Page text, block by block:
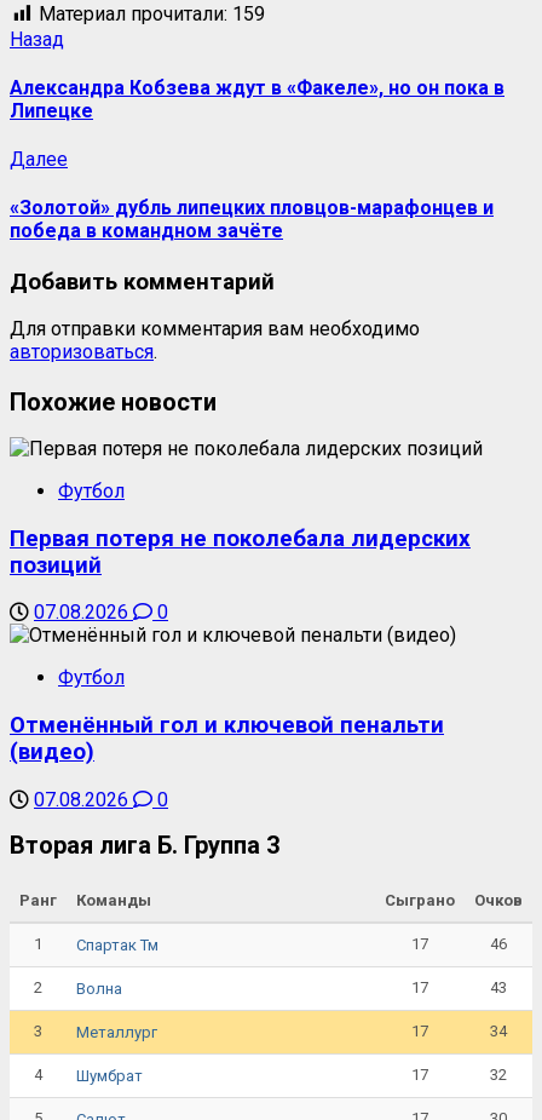
Материал прочитали: 159
Навигация
записи
Назад
Александра Кобзева ждут в «Факеле», но он пока в
Липецке
ДалееСледующая
«Золотой» дубль липецких пловцов-марафонцев и
победа в командном зачёте
Добавить комментарий
Для отправки комментария вам необходимо
авторизоваться.
Похожие новости
Футбол
Первая потеря не поколебала лидерских
позиций
07.08.2026 0
Футбол
Отменённый гол и ключевой пенальти
(видео)
07.08.2026 0
Вторая лига Б. Группа 3
Ранг Команды Сыграно Очков
1 Спартак Тм 17 46
2 Волна 17 43
3 Металлург 17 34
4 Шумбрат 17 32